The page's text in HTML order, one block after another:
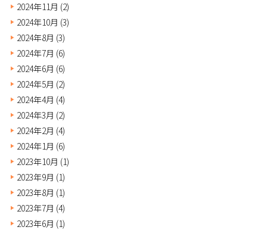
2024年11月 (2)
2024年10月 (3)
2024年8月 (3)
2024年7月 (6)
2024年6月 (6)
2024年5月 (2)
2024年4月 (4)
2024年3月 (2)
2024年2月 (4)
2024年1月 (6)
2023年10月 (1)
2023年9月 (1)
2023年8月 (1)
2023年7月 (4)
2023年6月 (1)